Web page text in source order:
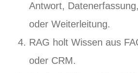
Antwort,
oder Weiterleitung.
RAG holt Wissen aus
oder CRM.